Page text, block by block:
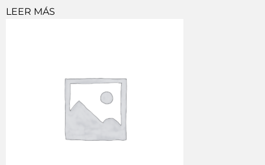
LEER MÁS